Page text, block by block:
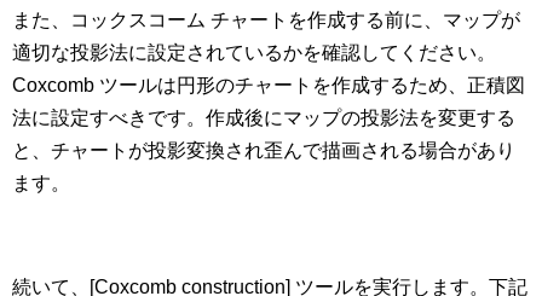
また、コックスコーム チャートを作成する前に、マップが
適切な投影法に設定されているかを確認してください。
Coxcomb ツールは円形のチャートを作成するため、正積図
法に設定すべきです。作成後にマップの投影法を変更する
と、チャートが投影変換され歪んで描画される場合があり
ます。
続いて、[Coxcomb construction] ツールを実行します。下記